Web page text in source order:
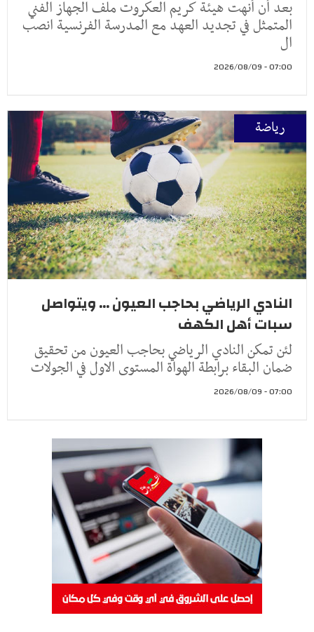
بعد أن أنهت هيئة كريم العكروت ملف الجهاز الفني
المتمثل في تجديد العهد مع المدرسة الفرنسية انصب
ال
07:00 - 2026/08/09
رياضة
النادي الرياضي بحاجب العيون ... ويتواصل
سبات أهل الكهف
لئن تمكن النادي الرياضي بحاجب العيون من تحقيق
ضمان البقاء برابطة الهواة المستوى الاول في الجولات
07:00 - 2026/08/09